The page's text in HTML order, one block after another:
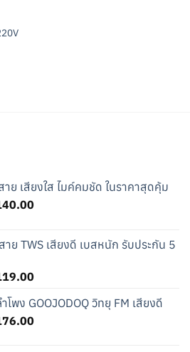
ย เสียงใส ไมค์คมชัด ในราคาสุดคุ้ม
Current
฿140.00.
าย TWS เสียงดี เบสหนัก รับประกัน 5
Current
is:
฿119.00.
พง GOOJODOQ วิทยุ FM เสียงดี
Current